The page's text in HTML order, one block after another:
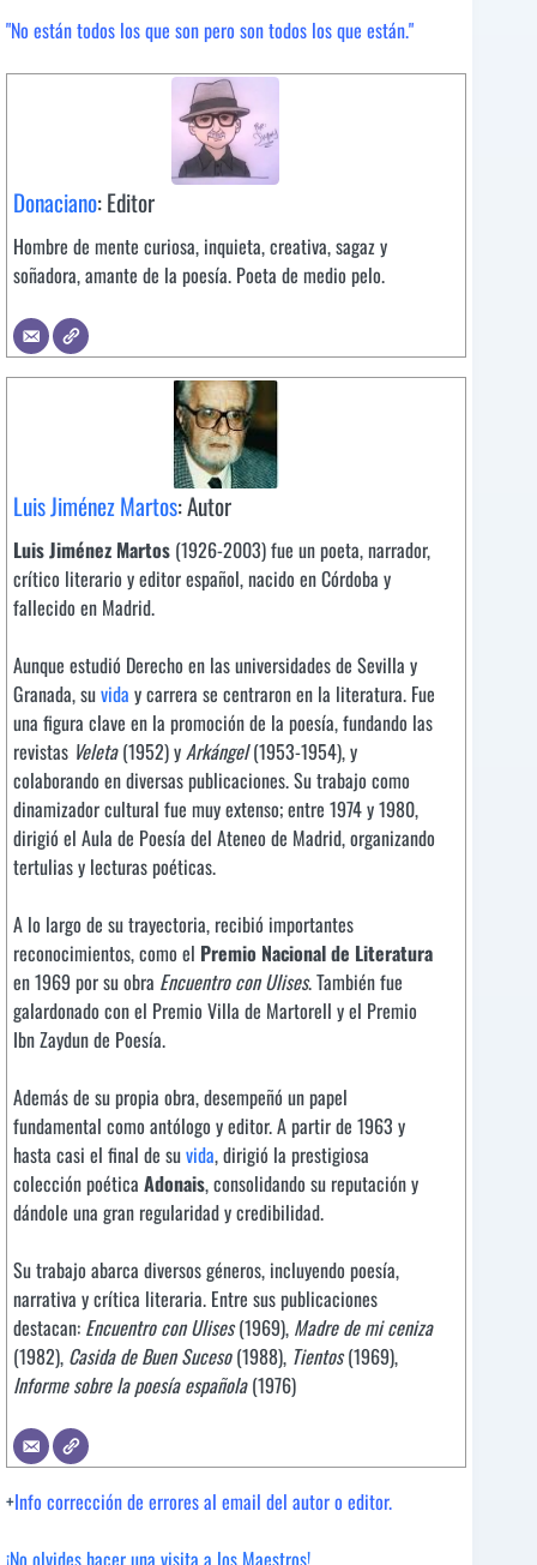
"No están todos los que son pero son todos los que están."
Donaciano: Editor
Hombre de mente curiosa, inquieta, creativa, sagaz y
soñadora, amante de la poesía. Poeta de medio pelo.
Luis Jiménez Martos: Autor
Luis Jiménez Martos (1926-2003) fue un poeta, narrador,
crítico literario y editor español, nacido en Córdoba y
fallecido en Madrid.
Aunque estudió Derecho en las universidades de Sevilla y
Granada, suvida y carrera se centraron en la literatura. Fue
una figura clave en la promoción de la poesía, fundando las
revistas Veleta(1952) yArkángel(1953-1954), y
colaborando en diversas publicaciones. Su trabajo como
dinamizador cultural fue muy extenso; entre 1974 y 1980,
dirigió el Aula de Poesía del Ateneo de Madrid, organizando
tertulias y lecturas poéticas.
A lo largo de su trayectoria, recibió importantes
reconocimientos, como el Premio Nacional de Literatura
en 1969 por su obra Encuentro con Ulises. También fue
galardonado con el Premio Villa de Martorell y el Premio
Ibn Zaydun de Poesía.
Además de su propia obra, desempeñó un papel
fundamental como antólogo y editor. A partir de 1963 y
hasta casi el final de suvida, dirigió la prestigiosa
colección poética Adonais, consolidando su reputación y
dándole una gran regularidad y credibilidad.
Su trabajo abarca diversos géneros, incluyendo poesía,
narrativa y crítica literaria. Entre sus publicaciones
destacan: Encuentro con Ulises(1969), Madre de mi ceniza
(1982), Casida de Buen Suceso(1988), Tientos(1969),
Informe sobre la poesía española(1976)
+Info corrección de errores al email del autor o editor.